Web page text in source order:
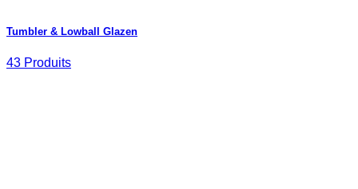
Tumbler & Lowball Glazen
43 Produits